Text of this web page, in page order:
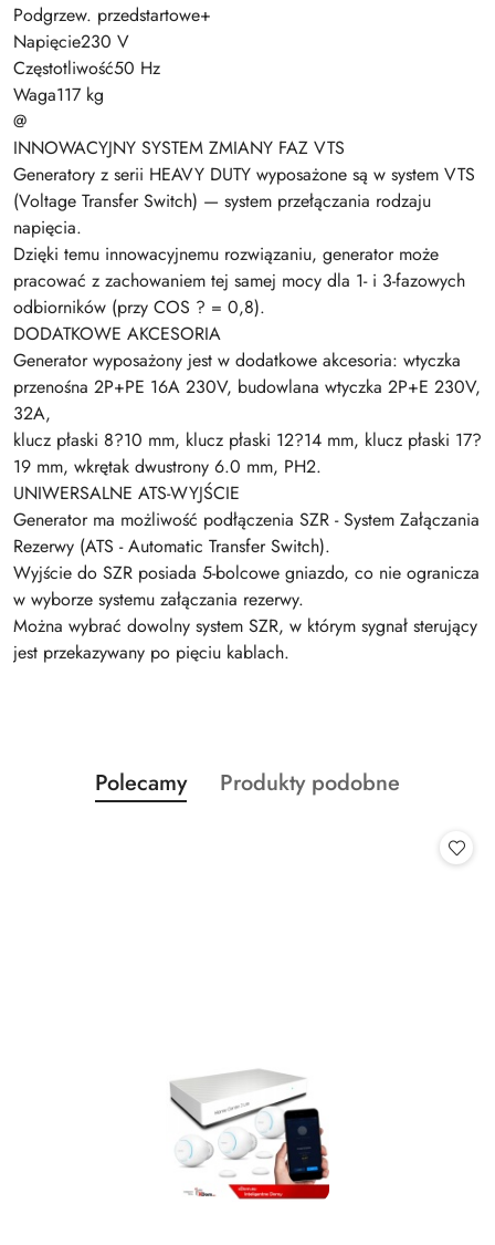
Podgrzew. przedstartowe+
Napięcie230 V
Częstotliwość50 Hz
Waga117 kg
@
INNOWACYJNY SYSTEM ZMIANY FAZ VTS
Generatory z serii HEAVY DUTY wyposażone są w system VTS
(Voltage Transfer Switch) — system przełączania rodzaju
napięcia.
Dzięki temu innowacyjnemu rozwiązaniu, generator może
pracować z zachowaniem tej samej mocy dla 1- i 3-fazowych
odbiorników (przy COS ? = 0,8).
DODATKOWE AKCESORIA
Generator wyposażony jest w dodatkowe akcesoria: wtyczka
przenośna 2P+PE 16A 230V, budowlana wtyczka 2P+E 230V,
32A,
klucz płaski 8?10 mm, klucz płaski 12?14 mm, klucz płaski 17?
19 mm, wkrętak dwustrony 6.0 mm, PH2.
UNIWERSALNE ATS-WYJŚCIE
Generator ma możliwość podłączenia SZR - System Załączania
Rezerwy (ATS - Automatic Transfer Switch).
Wyjście do SZR posiada 5-bolcowe gniazdo, co nie ogranicza
w wyborze systemu załączania rezerwy.
Można wybrać dowolny system SZR, w którym sygnał sterujący
jest przekazywany po pięciu kablach.
Pomiń karuzelę produktów
Produkty
o
Polecamy
Produkty
Produkty podobne